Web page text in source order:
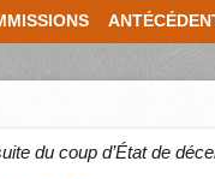
du coup d’État de